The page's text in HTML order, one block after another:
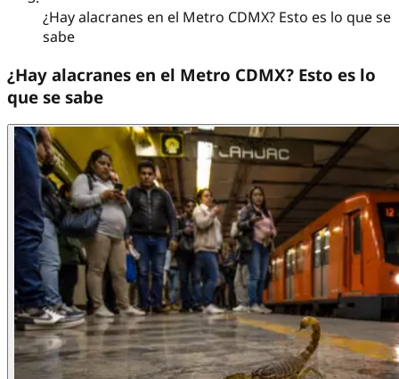
¿Hay alacranes en el Metro CDMX? Esto es lo que se
sabe
¿Hay alacranes en el Metro CDMX? Esto es lo
que se sabe